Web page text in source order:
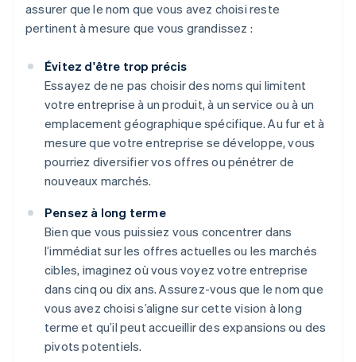
assurer que le nom que vous avez choisi reste
pertinent à mesure que vous grandissez :
Évitez d'être trop précis
Essayez de ne pas choisir des noms qui limitent
votre entreprise à un produit, à un service ou à un
emplacement géographique spécifique. Au fur et à
mesure que votre entreprise se développe, vous
pourriez diversifier vos offres ou pénétrer de
nouveaux marchés.
Pensez à long terme
Bien que vous puissiez vous concentrer dans
l’immédiat sur les offres actuelles ou les marchés
cibles, imaginez où vous voyez votre entreprise
dans cinq ou dix ans. Assurez-vous que le nom que
vous avez choisi s’aligne sur cette vision à long
terme et qu’il peut accueillir des expansions ou des
pivots potentiels.